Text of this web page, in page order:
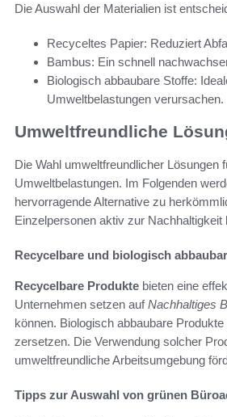
Die Auswahl der Materialien ist
Recyceltes Papier: Reduziert
Bambus: Ein schnell
Biologisch abbaubare Stoffe:
Umweltbelastungen verursachen.
Umweltfreundliche
Die Wahl umweltfreundlicher Lösungen
Umweltbelastungen. Im Folgenden
hervorragende Alternative zu
Einzelpersonen aktiv zur Nachhaltigkeit
Recycelbare und biologisch
Recycelbare Produkte bieten eine
Unternehmen setzen aufNachhaltiges
können. Biologisch abbaubare
zersetzen. Die Verwendung solcher
umweltfreundliche Arbeitsumgebung
Tipps zur Auswahl von grünen